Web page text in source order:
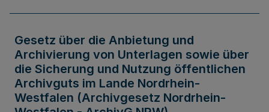
Gesetz über die Anbietung und
Archivierung von Unterlagen sowie über
die Sicherung und Nutzung öffentlichen
Archivguts im Lande Nordrhein-
Westfalen (Archivgesetz Nordrhein-